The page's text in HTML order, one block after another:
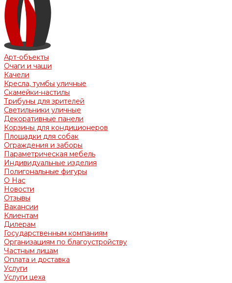
Арт-объекты
Очаги и чаши
Качели
Кресла, тумбы уличные
Скамейки-настилы
Трибуны для зрителей
Светильники уличные
Декоративные панели
Корзины для кондиционеров
Площадки для собак
Ограждения и заборы
Параметрическая мебель
Индивидуальные изделия
Полигональные фигуры
О Нас
Новости
Отзывы
Вакансии
Клиентам
Дилерам
Государственным компаниям
Организациям по благоустройству
Частным лицам
Оплата и доставка
Услуги
Услуги цеха